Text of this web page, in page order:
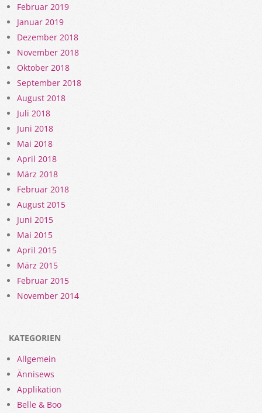
Februar 2019
Januar 2019
Dezember 2018
November 2018
Oktober 2018
September 2018
August 2018
Juli 2018
Juni 2018
Mai 2018
April 2018
März 2018
Februar 2018
August 2015
Juni 2015
Mai 2015
April 2015
März 2015
Februar 2015
November 2014
KATEGORIEN
Allgemein
Ännisews
Applikation
Belle & Boo